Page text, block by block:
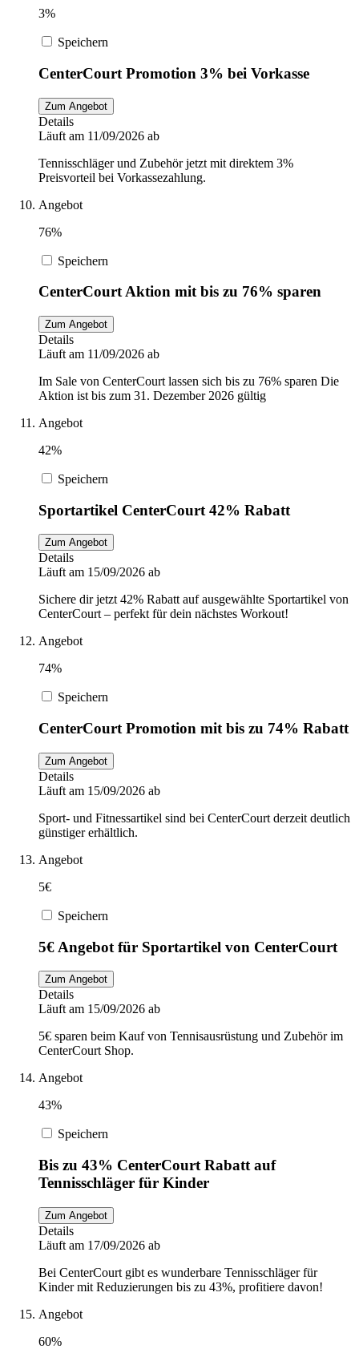
3%
Speichern
CenterCourt Promotion 3% bei Vorkasse
Zum Angebot
Details
Läuft am 11/09/2026 ab
Tennisschläger und Zubehör jetzt mit direktem 3%
Preisvorteil bei Vorkassezahlung.
Angebot
76%
Speichern
CenterCourt Aktion mit bis zu 76% sparen
Zum Angebot
Details
Läuft am 11/09/2026 ab
Im Sale von CenterCourt lassen sich bis zu 76% sparen Die
Aktion ist bis zum 31. Dezember 2026 gültig
Angebot
42%
Speichern
Sportartikel CenterCourt 42% Rabatt
Zum Angebot
Details
Läuft am 15/09/2026 ab
Sichere dir jetzt 42% Rabatt auf ausgewählte Sportartikel von
CenterCourt – perfekt für dein nächstes Workout!
Angebot
74%
Speichern
CenterCourt Promotion mit bis zu 74% Rabatt
Zum Angebot
Details
Läuft am 15/09/2026 ab
Sport- und Fitnessartikel sind bei CenterCourt derzeit deutlich
günstiger erhältlich.
Angebot
5€
Speichern
5€ Angebot für Sportartikel von CenterCourt
Zum Angebot
Details
Läuft am 15/09/2026 ab
5€ sparen beim Kauf von Tennisausrüstung und Zubehör im
CenterCourt Shop.
Angebot
43%
Speichern
Bis zu 43% CenterCourt Rabatt auf
Tennisschläger für Kinder
Zum Angebot
Details
Läuft am 17/09/2026 ab
Bei CenterCourt gibt es wunderbare Tennisschläger für
Kinder mit Reduzierungen bis zu 43%, profitiere davon!
Angebot
60%